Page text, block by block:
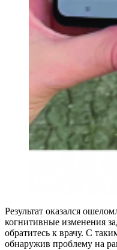
Результат оказался
когнитивные изменения
обратитесь к врачу. С
обнаружив проблему на